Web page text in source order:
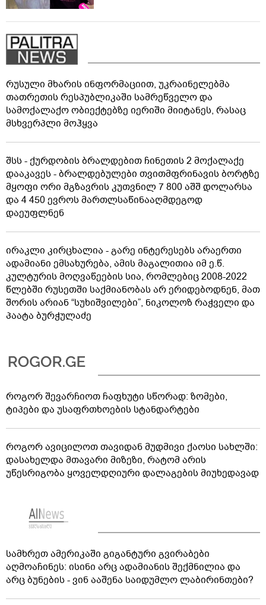
რუსული მხარის ინფორმაციით, უკრაინელებმა
თათრეთის რესპუბლიკაში სამრეწველო და
სამოქალაქო ობიექტებზე იერიში მიიტანეს, რასაც
მსხვერპლი მოჰყვა
შსს - ქურდობის ბრალდებით ჩინეთის 2 მოქალაქე
დააკავეს - ბრალდებულები თვითმფრინავის ბორტზე
მყოფი ორი მგზავრის კუთვნილ 7 800 აშშ დოლარსა
და 4 450 ევროს მართლსაწინააღმდეგოდ
დაეუფლნენ
ირაკლი კირცხალია - გარე ინტერესებს არაერთი
ადამიანი ემსახურება, ამის მაგალითია იმ ე.წ.
კულტურის მოღვაწეების სია, რომლებიც 2008-2022
წლებში რუსეთში საქმიანობას არ ერიდებოდნენ, მათ
შორის არიან “სუხიშვილები”, ნიკოლოზ რაჭველი და
პაატა ბურჭულაძე
როგორ შევარჩიოთ ჩაფხუტი სწორად: ზომები,
ტიპები და უსაფრთხოების სტანდარტები
როგორ ავიცილოთ თავიდან მუდმივი ქაოსი სახლში:
დასახელდა მთავარი მიზეზი, რატომ არის
უწესრიგობა ყოველდღიური დალაგების მიუხედავად
სამხრეთ ამერიკაში გიგანტური გვირაბები
აღმოაჩინეს: ისინი არც ადამიანის შექმნილია და
არც ბუნების - ვინ ააშენა საიდუმლო ლაბირინთები?